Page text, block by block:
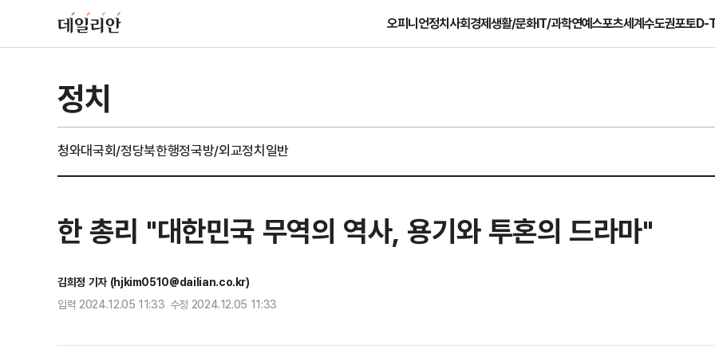
오피니언정치사회경제생활/문화IT/과학연예스포츠세계수도권포토D-
정치
청와대국회/정당북한행정국방/외교정치일반
한 총리 "대한민국 무역의 역사, 용기와 투혼의 드라마"
김희정 기자 (hjkim0510@dailian.co.kr)
입력 2024.12.05 11:33 수정 2024.12.05 11:33